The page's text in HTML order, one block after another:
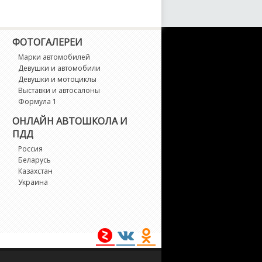
ФОТОГАЛЕРЕИ
Марки автомобилей
Девушки и автомобили
Девушки и мотоциклы
Выставки и автосалоны
Формула 1
ОНЛАЙН АВТОШКОЛА И
ПДД
Россия
Беларусь
Казахстан
Украина